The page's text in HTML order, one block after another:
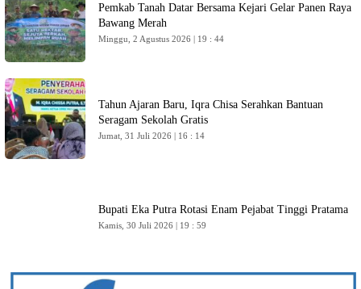
Pemkab Tanah Datar Bersama Kejari Gelar Panen Raya
Bawang Merah
Minggu, 2 Agustus 2026 | 19 : 44
Tahun Ajaran Baru, Iqra Chisa Serahkan Bantuan
Seragam Sekolah Gratis
Jumat, 31 Juli 2026 | 16 : 14
Bupati Eka Putra Rotasi Enam Pejabat Tinggi Pratama
Kamis, 30 Juli 2026 | 19 : 59